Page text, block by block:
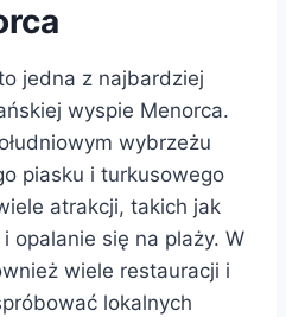
jedna z najbardziej
wyspie Menorca.
wybrzeżu
piasku i turkusowego
atrakcji, takich jak
opalanie się na plaży. W
wiele restauracji i
lokalnych